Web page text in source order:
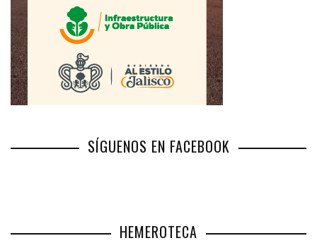
SÍGUENOS EN FACEBOOK
HEMEROTECA